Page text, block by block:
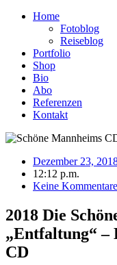
Home
Fotoblog
Reiseblog
Portfolio
Shop
Bio
Abo
Referenzen
Kontakt
Dezember 23,
12:12 p.m.
Keine Kommentare
2018 Die
„Entfaltung“ –
CD